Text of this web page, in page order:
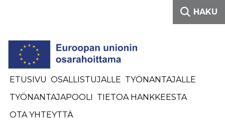
HAKU
ETUSIVU OSALLISTUJALLE TYÖNANTAJALLE
TYÖNANTAJAPOOLI TIETOA HANKKEESTA
OTA YHTEYTTÄ